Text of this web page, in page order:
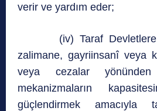
verir ve yardım eder;
(iv) Taraf Devletlere
zalimane, gayriinsanî veya
veya cezalar
mekanizmaların
güçlendirmek